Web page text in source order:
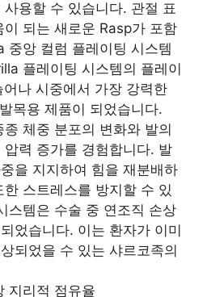
용할 수 있습니다. 관절 표
이 되는 새로운 Rasp가 포함
중앙 컬럼 플레이팅 시스템
플레이팅 시스템의 플레이
나 시중에서 가장 강력한
목용 제품이 되었습니다.
체중 분포의 변화와 발의
력 증가를 경험합니다. 발
을 지지하여 힘을 재분배하
스트레스를 방지할 수 있
스템은 수술 중 연조직 손상
었습니다. 이는 환자가 이미
되었을 수 있는 샤르코족의
지리적 점유율